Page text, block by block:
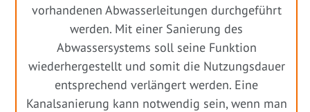
vorhandenen Abwasserleitungen durchgeführt
werden. Mit einer Sanierung des
Abwassersystems soll seine Funktion
wiederhergestellt und somit die Nutzungsdauer
entsprechend verlängert werden. Eine
Kanalsanierung kann notwendig sein, wenn man